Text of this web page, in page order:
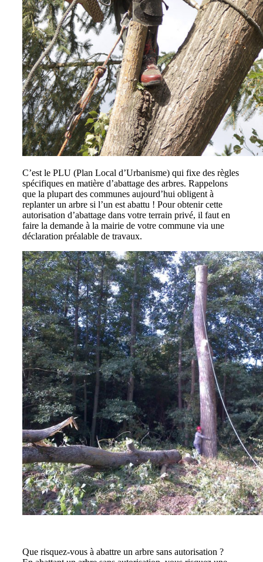
C’est le PLU (Plan Local d’Urbanisme) qui fixe des règles
spécifiques en matière d’abattage des arbres. Rappelons
que la plupart des communes aujourd’hui obligent à
replanter un arbre si l’un est abattu ! Pour obtenir cette
autorisation d’abattage dans votre terrain privé, il faut en
faire la demande à la mairie de votre commune via une
déclaration préalable de travaux.
Que risquez-vous à abattre un arbre sans autorisation ?